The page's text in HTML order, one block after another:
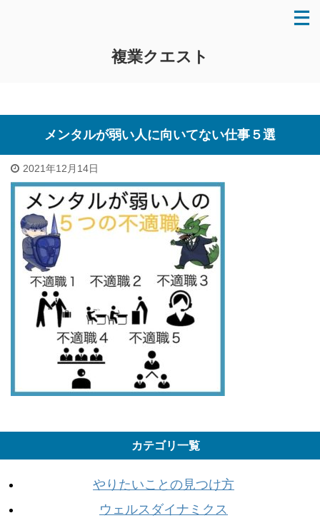
複業クエスト
メンタルが弱い人に向いてない仕事５選
2021年12月14日
カテゴリ一覧
やりたいことの見つけ方
ウェルスダイナミクス